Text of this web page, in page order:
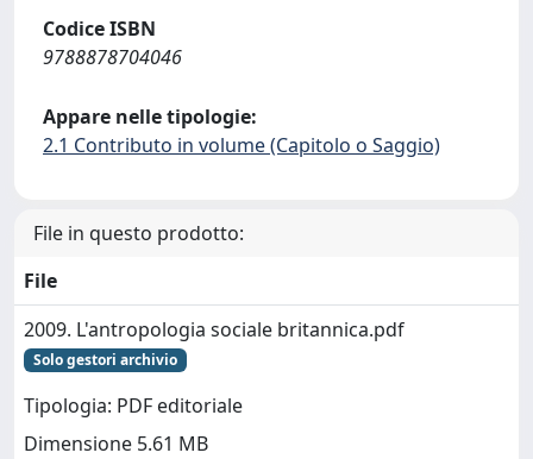
Codice ISBN
9788878704046
Appare nelle tipologie:
2.1 Contributo in volume (Capitolo o Saggio)
File in questo prodotto:
File
2009. L'antropologia sociale britannica.pdf
Solo gestori archivio
Tipologia: PDF editoriale
Dimensione 5.61 MB